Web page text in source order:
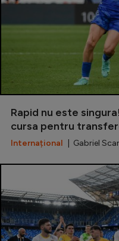
Rapid nu este
cursa pentru
Internațional | Gabriel